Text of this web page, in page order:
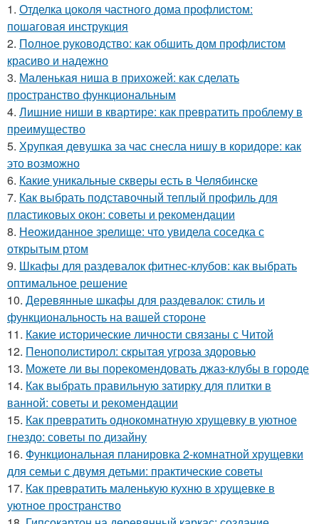
1. Отделка цоколя частного дома профлистом:
пошаговая инструкция
2. Полное руководство: как обшить дом профлистом
красиво и надежно
3. Маленькая ниша в прихожей: как сделать
пространство функциональным
4. Лишние ниши в квартире: как превратить проблему в
преимущество
5. Хрупкая девушка за час снесла нишу в коридоре: как
это возможно
6. Какие уникальные скверы есть в Челябинске
7. Как выбрать подставочный теплый профиль для
пластиковых окон: советы и рекомендации
8. Неожиданное зрелище: что увидела соседка с
открытым ртом
9. Шкафы для раздевалок фитнес-клубов: как выбрать
оптимальное решение
10. Деревянные шкафы для раздевалок: стиль и
функциональность на вашей стороне
11. Какие исторические личности связаны с Читой
12. Пенополистирол: скрытая угроза здоровью
13. Можете ли вы порекомендовать джаз-клубы в городе
14. Как выбрать правильную затирку для плитки в
ванной: советы и рекомендации
15. Как превратить однокомнатную хрущевку в уютное
гнездо: советы по дизайну
16. Функциональная планировка 2-комнатной хрущевки
для семьи с двумя детьми: практические советы
17. Как превратить маленькую кухню в хрущевке в
уютное пространство